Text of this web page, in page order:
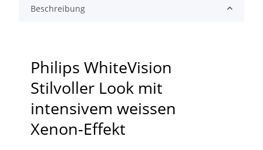
Beschreibung
Philips WhiteVision
Stilvoller Look mit
intensivem weissen
Xenon-Effekt